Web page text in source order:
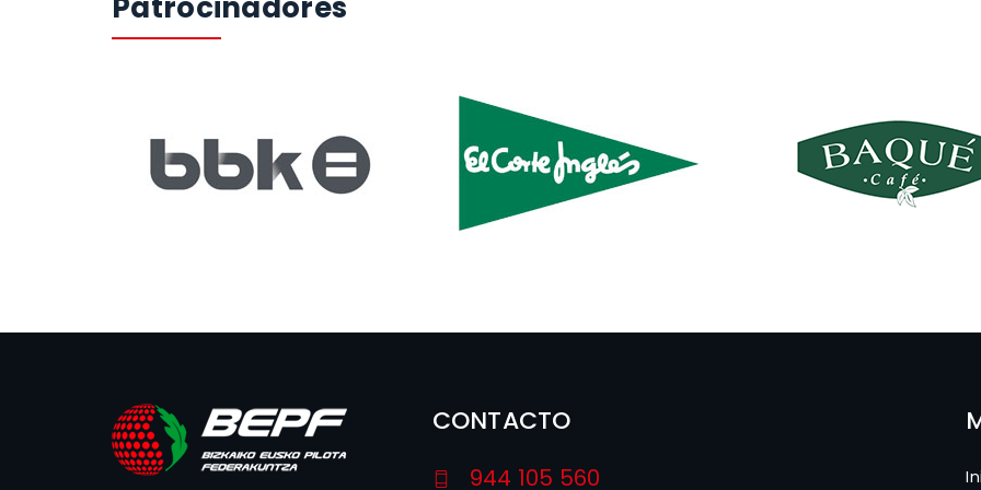
CONTACTO
944 105 560